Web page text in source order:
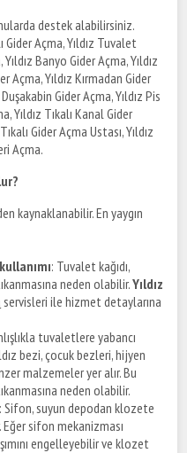
destek alabilirsiniz.
Gider Açma, Yıldız Tuvalet
Banyo Gider Açma, Yıldız
Açma, Yıldız Kırmadan Gider
Duşakabin Gider Açma, Yıldız Pis
Yıldız Tıkalı Kanal Gider
Gider Açma Ustası, Yıldız
Açma.
kaynaklanabilir. En yaygın
: Tuvalet kağıdı,
neden olabilir.Yıldız
servisleri ile hizmet detaylarına
tuvaletlere yabancı
bezi, çocuk bezleri, hijyen
malzemeler yer alır. Bu
neden olabilir.
: Sifon, suyun depodan klozete
Eğer sifon mekanizması
engelleyebilir ve klozet